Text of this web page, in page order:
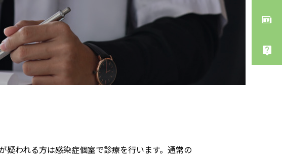
われる方は感染症個室で診療を行います。通常の